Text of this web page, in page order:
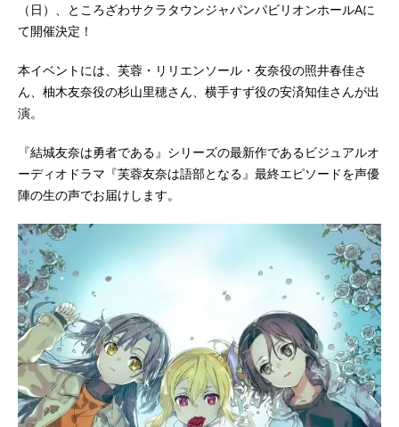
（日）、ところざわサクラタウンジャパンパビリオンホールAに
て開催決定！
本イベントには、芙蓉・リリエンソール・友奈役の照井春佳さ
ん、柚木友奈役の杉山里穂さん、横手すず役の安済知佳さんが出
演。
『結城友奈は勇者である』シリーズの最新作であるビジュアルオ
ーディオドラマ『芙蓉友奈は語部となる』最終エピソードを声優
陣の生の声でお届けします。